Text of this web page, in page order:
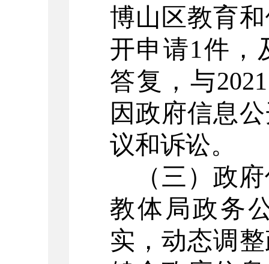
博山区教育
开申请1件，
答复，与2021
因政府信息
议和诉讼。
（三）政
教体局政务
实，动态调